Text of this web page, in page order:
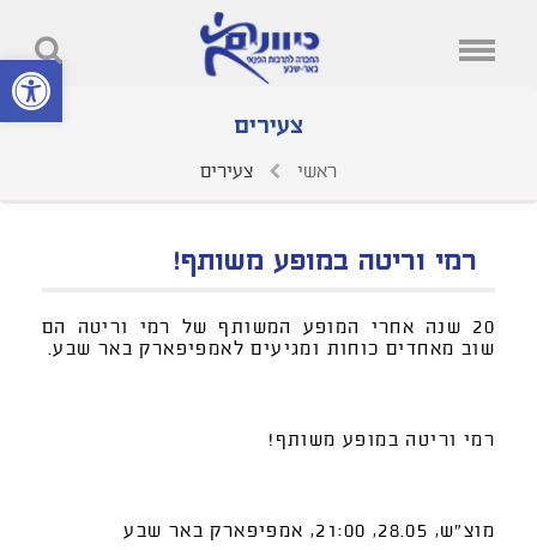
פתח סרגל
צעירים
ראשי צעירים
רמי וריטה במופע משותף!
20 שנה אחרי המופע המשותף של רמי וריטה הם
שוב מאחדים כוחות ומגיעים לאמפיפארק באר שבע.
רמי וריטה במופע משותף!
מוצ"ש, 28.05, 21:00, אמפיפארק באר שבע